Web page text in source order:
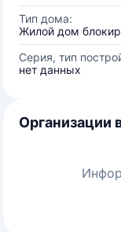
Тип дома:
Жилой дом
Серия, тип
нет данных
Организации